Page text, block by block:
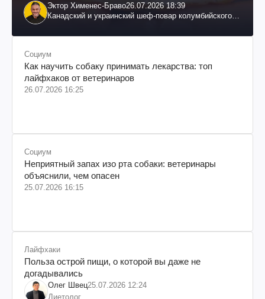
Эктор Хименес-Браво26.07.2026 18:39
Канадский и украинский шеф-повар колумбийского
Социум
Как научить собаку принимать лекарства: топ
лайфхаков от ветеринаров
26.07.2026 16:25
Социум
Неприятный запах изо рта собаки: ветеринары
объяснили, чем опасен
25.07.2026 16:15
Лайфхаки
Польза острой пищи, о которой вы даже не
догадывались
Олег Швец25.07.2026 12:24
Диетолог